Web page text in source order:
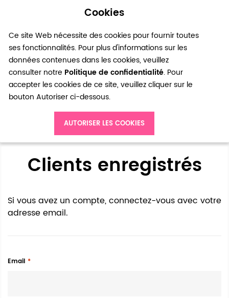
Cookies
Ce site Web nécessite des cookies pour fournir toutes
ses fonctionnalités. Pour plus d'informations sur les
données contenues dans les cookies, veuillez
consulter notre Politique de confidentialité. Pour
accepter les cookies de ce site, veuillez cliquer sur le
bouton Autoriser ci-dessous.
AUTORISER LES COOKIES
0
Accès client
Clients enregistrés
Si vous avez un compte, connectez-vous avec votre
adresse email.
Email